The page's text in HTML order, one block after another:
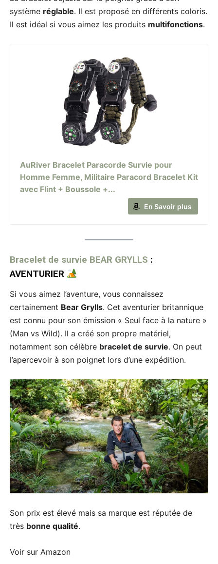
système réglable. Il est proposé en différents coloris.
Il est idéal si vous aimez les produits multifonctions.
AuRiver Bracelet Paracorde Survie pour
Homme Femme, Militaire Paracord Bracelet Kit
avec Flint + Boussole +...
En Savoir plus
Bracelet de survie BEAR GRYLLS :
AVENTURIER
Si vous aimez l’aventure, vous connaissez
certainement Bear Grylls. Cet aventurier britannique
est connu pour son émission « Seul face à la nature »
(Man vs Wild). Il a créé son propre matériel,
notamment son célèbre bracelet de survie. On peut
l’apercevoir à son poignet lors d’une expédition.
Son prix est élevé mais sa marque est réputée de
très bonne qualité.
Voir sur Amazon